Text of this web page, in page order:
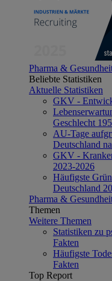
Pharma &
Beliebte Statistiken
Aktuelle Statistiken
GKV -
Geschlecht
AU-Tage
Deutschland
GKV -
2023-2026
Häufigste
Deutschland
Pharma &
Themen
Weitere Themen
Statistiken zu
Fakten
Häufigste
Fakten
Top Report